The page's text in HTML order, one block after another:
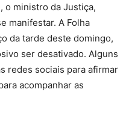
o ministro da Justiça,
manifestar. A Folha
da tarde deste domingo,
ser desativado. Alguns
redes sociais para afirmar
acompanhar as